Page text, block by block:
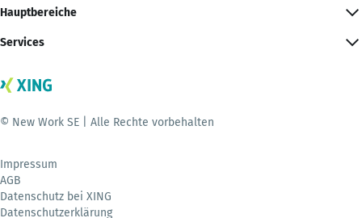
Hauptbereiche
Services
© New Work SE | Alle Rechte vorbehalten
Impressum
AGB
Datenschutz bei XING
Datenschutzerklärung